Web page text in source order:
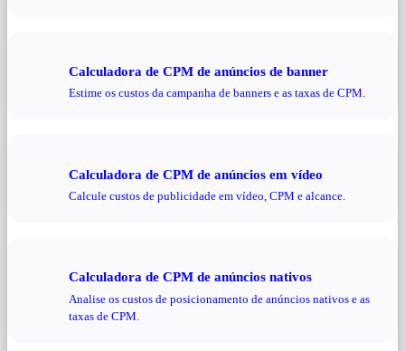
Calculadora de CPM de anúncios de banner
Estime os custos da campanha de banners e as taxas de CPM.
Calculadora de CPM de anúncios em vídeo
Calcule custos de publicidade em vídeo, CPM e alcance.
Calculadora de CPM de anúncios nativos
Analise os custos de posicionamento de anúncios nativos e as
taxas de CPM.